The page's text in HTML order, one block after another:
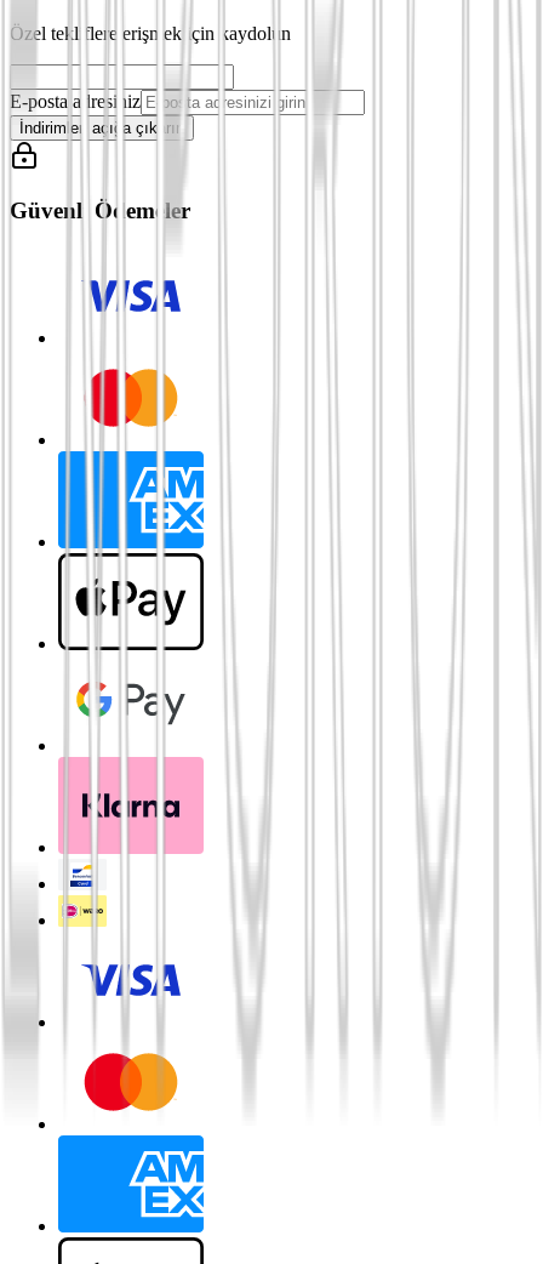
Özel tekliflere erişmek için kaydolun
E-posta adresiniz
İndirimleri açığa çıkarın
Güvenli Ödemeler